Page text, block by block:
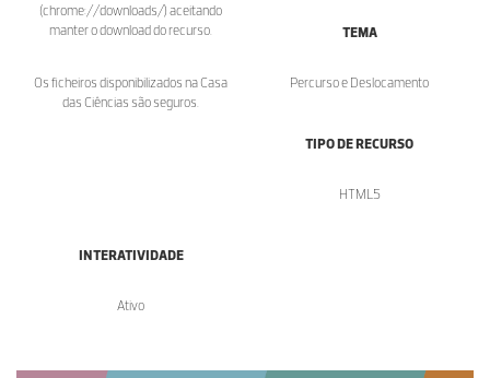
(chrome://downloads/) aceitando
manter o download do recurso.
Os ficheiros disponibilizados na Casa
das Ciências são seguros.
TEMA
Percurso e Deslocamento
TIPO DE RECURSO
HTML5
INTERATIVIDADE
Ativo